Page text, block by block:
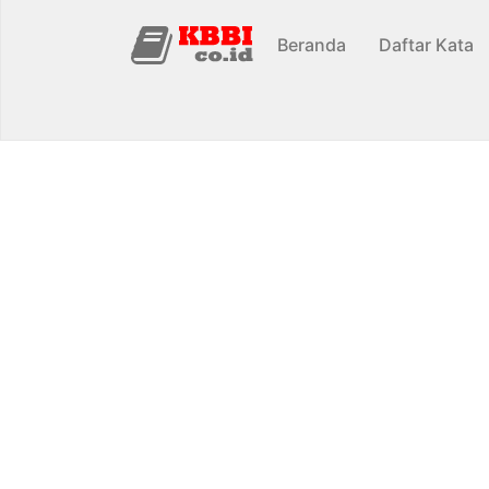
Beranda Daftar Kata